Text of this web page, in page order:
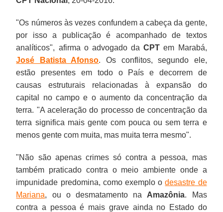
"Os números às vezes confundem a cabeça da gente,
por isso a publicação é acompanhado de textos
analíticos", afirma o advogado daCPT em Marabá,
José Batista Afonso. Os conflitos, segundo ele,
estão presentes em todo o País e decorrem de
causas estruturais relacionadas à expansão do
capital no campo e o aumento da concentração da
terra. "A aceleração do processo de concentração da
terra significa mais gente com pouca ou sem terra e
menos gente com muita, mas muita terra mesmo".
"Não são apenas crimes só contra a pessoa, mas
também praticado contra o meio ambiente onde a
impunidade predomina, como exemplo odesastre de
Mariana, ou o desmatamento na Amazônia. Mas
contra a pessoa é mais grave ainda no Estado do